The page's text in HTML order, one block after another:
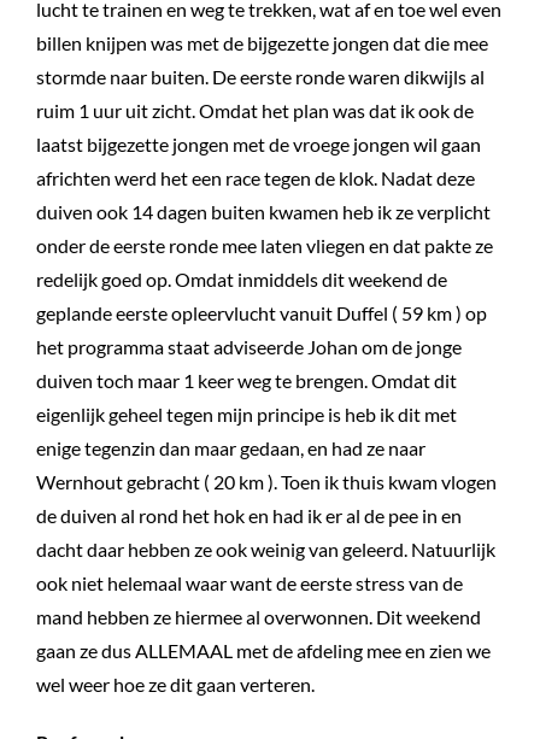
lucht te trainen en weg te trekken, wat af en toe wel even
billen knijpen was met de bijgezette jongen dat die mee
stormde naar buiten. De eerste ronde waren dikwijls al
ruim 1 uur uit zicht. Omdat het plan was dat ik ook de
laatst bijgezette jongen met de vroege jongen wil gaan
africhten werd het een race tegen de klok. Nadat deze
duiven ook 14 dagen buiten kwamen heb ik ze verplicht
onder de eerste ronde mee laten vliegen en dat pakte ze
redelijk goed op. Omdat inmiddels dit weekend de
geplande eerste opleervlucht vanuit Duffel ( 59 km ) op
het programma staat adviseerde Johan om de jonge
duiven toch maar 1 keer weg te brengen. Omdat dit
eigenlijk geheel tegen mijn principe is heb ik dit met
enige tegenzin dan maar gedaan, en had ze naar
Wernhout gebracht ( 20 km ). Toen ik thuis kwam vlogen
de duiven al rond het hok en had ik er al de pee in en
dacht daar hebben ze ook weinig van geleerd. Natuurlijk
ook niet helemaal waar want de eerste stress van de
mand hebben ze hiermee al overwonnen. Dit weekend
gaan ze dus ALLEMAAL met de afdeling mee en zien we
wel weer hoe ze dit gaan verteren.